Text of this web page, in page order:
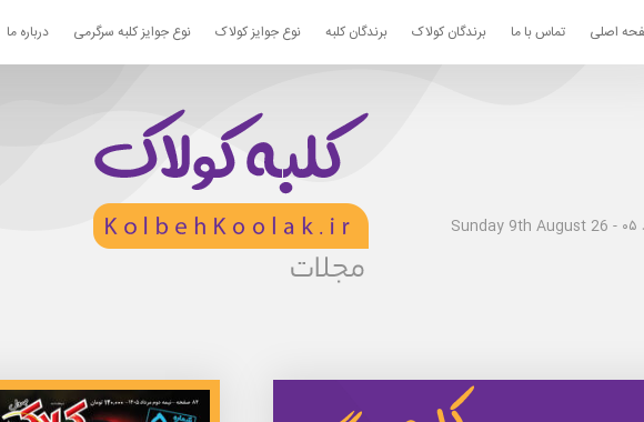
اصلی تماس با ما برندگان کولاک برندگان کلبه نوع جوایز کولاک نوع جوایز کلبه سرگرمی درباره ما